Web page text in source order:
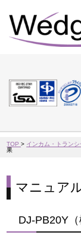
TOP> インカム・トラン
果
マニュア
DJ-PB20Y（